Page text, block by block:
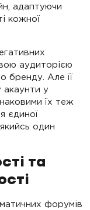
адаптуючи
кожної
аудиторією
бренду. Але її
у
їх теж
єдиної
один
та
форумів